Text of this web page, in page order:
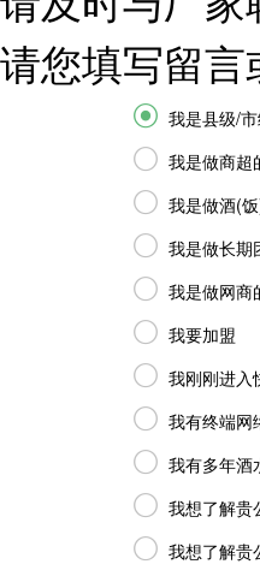
请您填写留
 我是县级/
 我是做商超
 我是做酒(
 我是做长期
 我是做网商
 我要加盟
 我刚刚进入
 我有终端网
 我有多年酒
 我想了解贵
 我想了解贵